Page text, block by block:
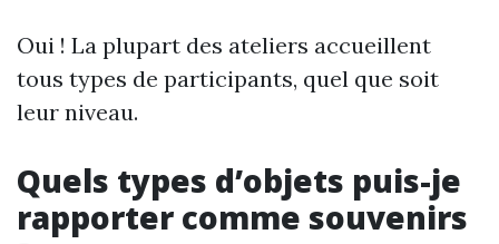
Oui ! La plupart des ateliers accueillent
tous types de participants, quel que soit
leur niveau.
Quels types d’objets puis-je
rapporter comme souvenirs